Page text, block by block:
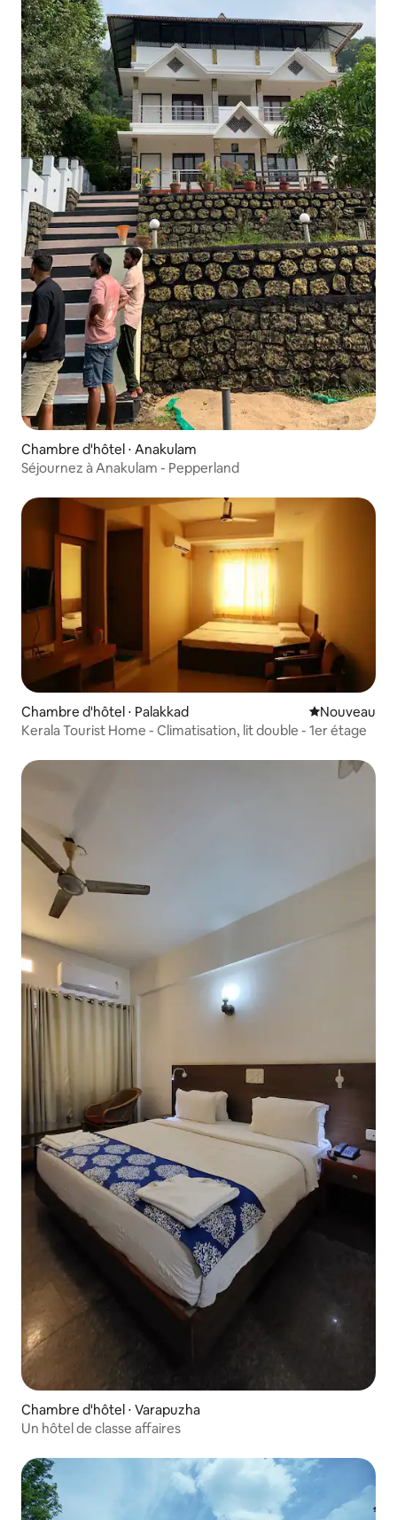
Chambre d'hôtel ⋅ Anakulam
Séjournez à Anakulam - Pepperland
Chambre d'hôtel ⋅ Palakkad Nouvel
Nouveau
Kerala Tourist Home - Climatisation, lit double - 1er étage
Chambre d'hôtel ⋅ Varapuzha
Un hôtel de classe affaires